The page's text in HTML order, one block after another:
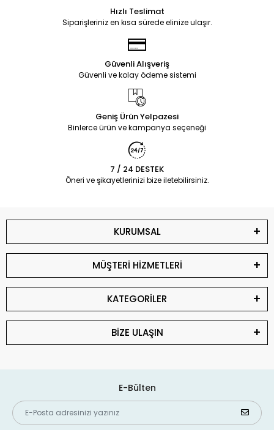
Hızlı Teslimat
Siparişleriniz en kısa sürede elinize ulaşır.
Güvenli Alışveriş
Güvenli ve kolay ödeme sistemi
Geniş Ürün Yelpazesi
Binlerce ürün ve kampanya seçeneği
7 / 24 DESTEK
Öneri ve şikayetlerinizi bize iletebilirsiniz.
KURUMSAL
MÜŞTERİ HİZMETLERİ
KATEGORİLER
BİZE ULAŞIN
E-Bülten